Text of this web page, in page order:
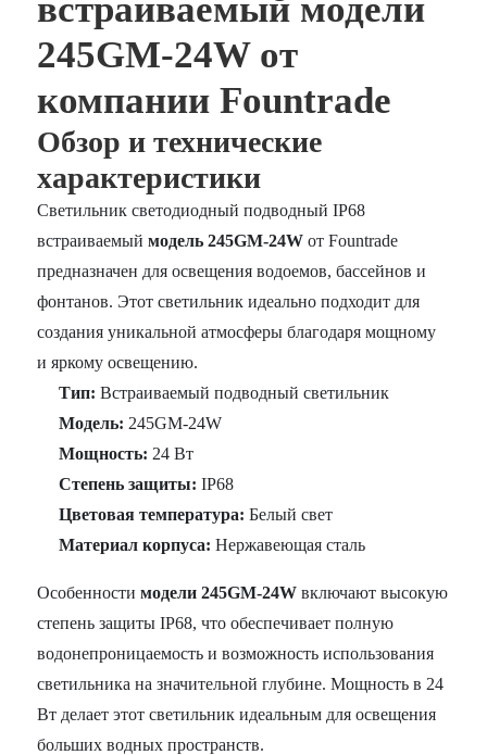
встраиваемый модели
245GM-24W от
компании Fountrade
Обзор и технические
характеристики
Светильник светодиодный подводный IP68
встраиваемыймодель 245GM-24W от Fountrade
предназначен для освещения водоемов, бассейнов и
фонтанов. Этот светильник идеально подходит для
создания уникальной атмосферы благодаря мощному
и яркому освещению.
Тип: Встраиваемый подводный светильник
Модель: 245GM-24W
Мощность: 24 Вт
Степень защиты: IP68
Цветовая температура: Белый свет
Материал корпуса: Нержавеющая сталь
Особенностимодели 245GM-24W включают высокую
степень защиты IP68, что обеспечивает полную
водонепроницаемость и возможность использования
светильника на значительной глубине. Мощность в 24
Вт делает этот светильник идеальным для освещения
больших водных пространств.